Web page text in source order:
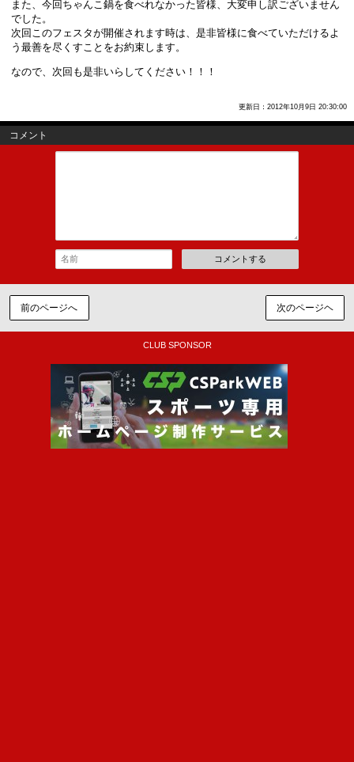
また、今回ちゃんこ鍋を食べれなかった皆様、大変申し訳ございません
でした。
次回このフェスタが開催されます時は、是非皆様に食べていただけるよ
う最善を尽くすことをお約束します。
なので、次回も是非いらしてください！！！
更新日：2012年10月9日 20:30:00
コメント
コメントする
前のページへ 次のページヘ
CLUB SPONSOR